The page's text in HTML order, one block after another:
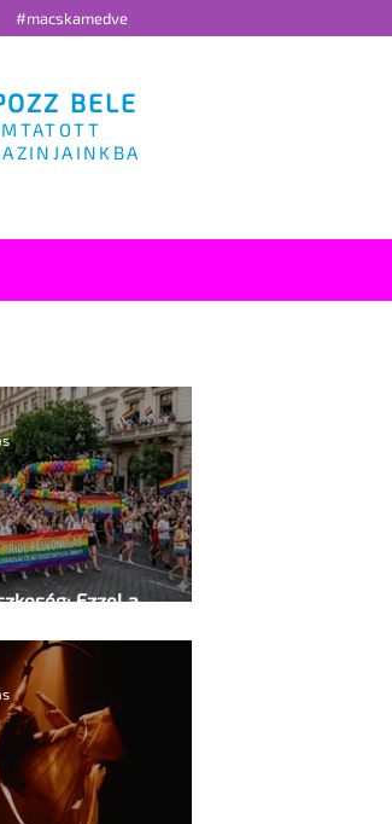
#macskamedve
BELE
Ezzel a